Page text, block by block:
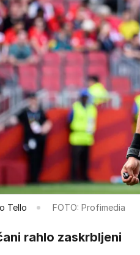
Tello FOTO: Profimedia
rahlo zaskrbljeni